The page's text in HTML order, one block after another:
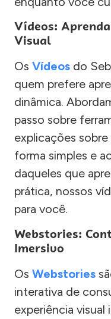
Vídeos:
Visual
Os Vídeos do
quem prefere
dinâmica.
passo sobre
explicações
forma simples e
daqueles que
prática, nossos
para você.
Webstories:
Imersivo
Os Webstories
interativa de
experiência visual